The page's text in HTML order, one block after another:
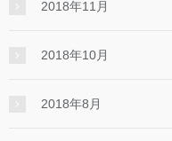
2018年11月
2018年10月
2018年8月